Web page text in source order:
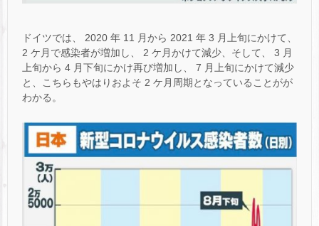
ドイツでは、 2020 年 11 月から 2021 年 3 月上旬にかけて、
2 ケ月で感染者が増加し、 2 ケ月かけて減少、そして、 3 月
上旬から 4 月下旬にかけ再び増加し、 7 月上旬にかけて減少
と、こちらもやはりおよそ 2 ケ月周期となっていることがが
わかる。